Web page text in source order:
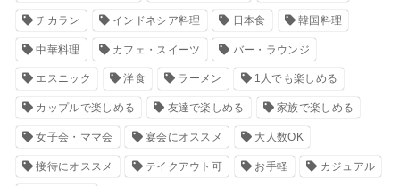
チカラン インドネシア料理 日本食 韓国料理
中華料理 カフェ・スイーツ バー・ラウンジ
エスニック 洋食 ラーメン 1人でも楽しめる
カップルで楽しめる 友達で楽しめる 家族で楽しめる
女子会・ママ会 宴会にオススメ 大人数OK
接待にオススメ テイクアウト可 お手軽 カジュアル